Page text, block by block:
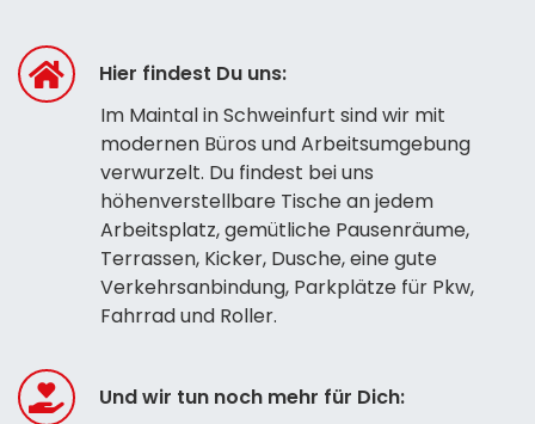
Hier findest Du uns:
Im Maintal in Schweinfurt sind wir mit
modernen Büros und Arbeitsumgebung
verwurzelt. Du findest bei uns
höhenverstellbare Tische an jedem
Arbeitsplatz, gemütliche Pausenräume,
Terrassen, Kicker, Dusche, eine gute
Verkehrsanbindung, Parkplätze für Pkw,
Fahrrad und Roller.
Und wir tun noch mehr für Dich: